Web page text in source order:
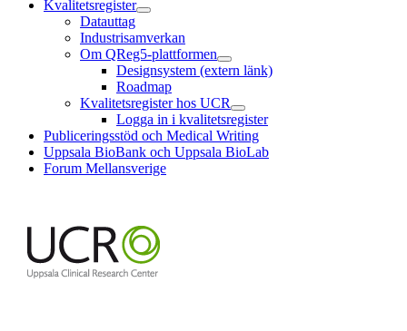
Kvalitetsregister
Datauttag
Industrisamverkan
Om QReg5-plattformen
Designsystem (extern länk)
Roadmap
Kvalitetsregister hos UCR
Logga in i kvalitetsregister
Publiceringsstöd och Medical Writing
Uppsala BioBank och Uppsala BioLab
Forum Mellansverige